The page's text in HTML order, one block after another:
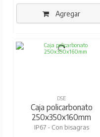
Agregar
DSE
Caja policarbonato
250x350x160mm
IP67 - Con bisagras